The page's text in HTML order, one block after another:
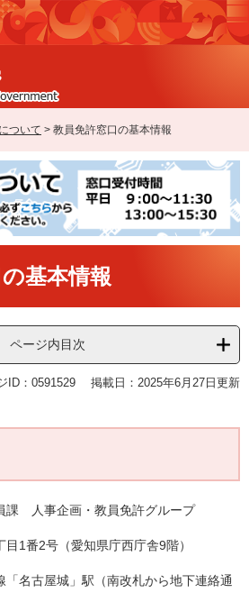
ついて > 教員免許窓口の基本情報
基本情報
ページ内目次
ID：0591529 掲載日：2025年6月27日更新
課 人事企画・教員免許グループ
1番2号（愛知県庁西庁舎9階）
名古屋城」駅（南改札から地下連絡通